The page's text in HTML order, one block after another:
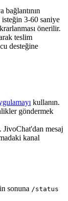
bağlantının
isteğin 3-60 saniye
önerilir.
teslim
desteğine
kullanın.
göndermek
. JivoChat'dan mesaj
kanal
sonuna /status